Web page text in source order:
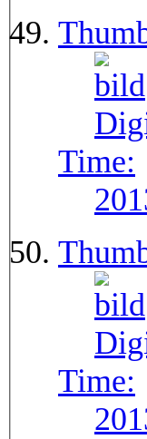
Time:
Time: